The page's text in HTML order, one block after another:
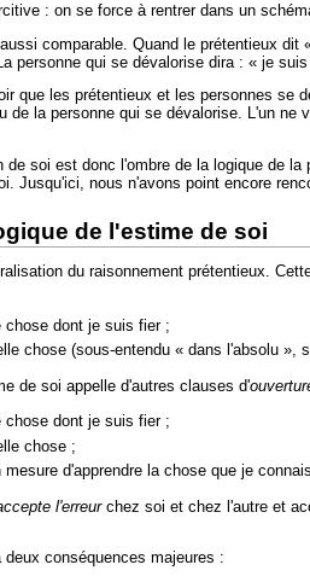
: on se force à rentrer dans un
comparable. Quand le prétentieux
personne qui se dévalorise dira : « je
que les prétentieux et les personnes
de la personne qui se dévalorise. L'un
de soi est donc l'ombre de la logique de
Jusqu'ici, nous n'avons point encore
de l'estime de soi
du raisonnement prétentieux.
dont je suis fier ;
chose (sous-entendu« dans l'absolu »,
de soi appelle d'autres clauses d'
dont je suis fier ;
chose ;
d'apprendre la chose que je
l'erreurchez soi et chez l'autre et
conséquences majeures :